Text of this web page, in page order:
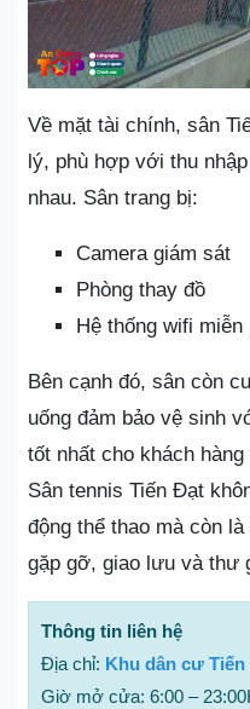
Về mặt tài chính, sân
lý, phù hợp với thu
nhau. Sân trang bị:
Camera giám sát
Phòng thay đồ
Hệ thống wifi miễn
Bên cạnh đó, sân còn
uống đảm bảo vệ sinh
tốt nhất cho khách
Sân tennis Tiến Đạt
động thể thao mà còn
gặp gỡ, giao lưu và thư
Thông tin liên hệ
Địa chỉ: Khu dân cư
Giờ mở cửa: 6:00 –